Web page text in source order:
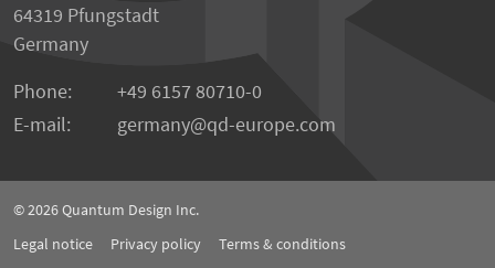
64319 Pfungstadt
Germany
Phone:
+49 6157 80710-0
E-mail:
germany qd-europe.com
© 2026Quantum Design Inc.
Legal notice
Privacy policy
Terms & conditions